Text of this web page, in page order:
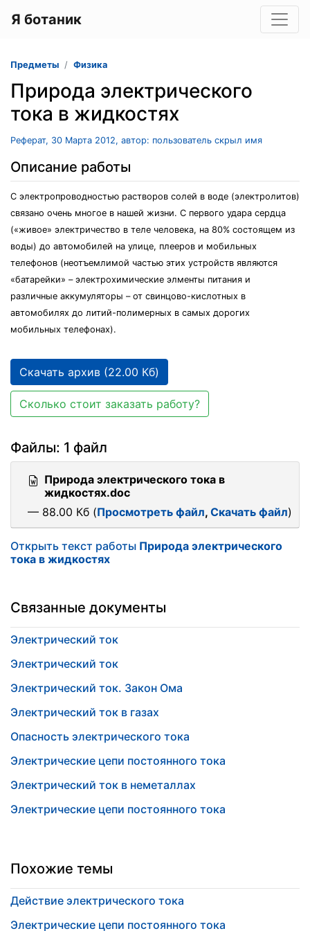
Я ботаник
Предметы Физика
Природа электрического
тока в жидкостях
Реферат, 30 Марта 2012, автор: пользователь скрыл имя
Описание работы
С электропроводностью растворов солей в воде (электролитов)
связано очень многое в нашей жизни. С первого удара сердца
(«живое» электричество в теле человека, на 80% состоящем из
воды) до автомобилей на улице, плееров и мобильных
телефонов (неотъемлимой частью этих устройств являются
«батарейки» – электрохимические элменты питания и
различные аккумуляторы – от свинцово-кислотных в
автомобилях до литий-полимерных в самых дорогих
мобильных телефонах).
Скачать архив (22.00 Кб)
Сколько стоит заказать работу?
Файлы: 1 файл
Природа электрического тока в
жидкостях.doc
— 88.00 Кб (Просмотреть файл, Скачать файл)
Открыть текст работы Природа электрического
тока в жидкостях
Связанные документы
Электрический ток
Электрический ток
Электрический ток. Закон Ома
Электрический ток в газах
Опасность электрического тока
Электрические цепи постоянного тока
Электрический ток в неметаллах
Электрические цепи постоянного тока
Похожие темы
Действие электрического тока
Электрические цепи постоянного тока